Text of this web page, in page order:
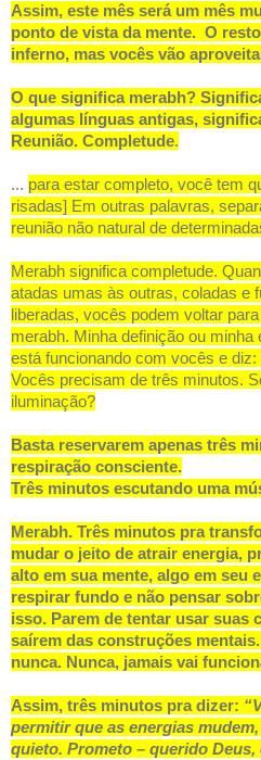
Assim, este mês será um mês
ponto de vista da mente. O
inferno, mas vocês vão
O que significa merabh?
algumas línguas antigas,
Reunião. Completude.
... para estar completo, você tem
risadas] Em outras palavras,
reunião não natural de
Merabh significa completude.
atadas umas às outras, coladas e
liberadas, vocês podem voltar
merabh. Minha definição ou
está funcionando com vocês e diz:
Vocês precisam de três minutos.
iluminação?
Basta reservarem apenas três
respiração consciente.
Três minutos escutando uma
Merabh. Três minutos pra
mudar o jeito de atrair energia,
alto em sua mente, algo em seu
respirar fundo e não pensar
isso. Parem de tentar usar suas
saírem das construções
nunca. Nunca, jamais vai
Assim, três minutos pra dizer:
permitir que as energias
quieto. Prometo – querido